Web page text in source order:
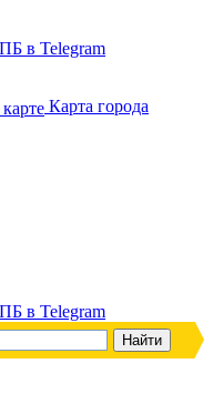
Карта города